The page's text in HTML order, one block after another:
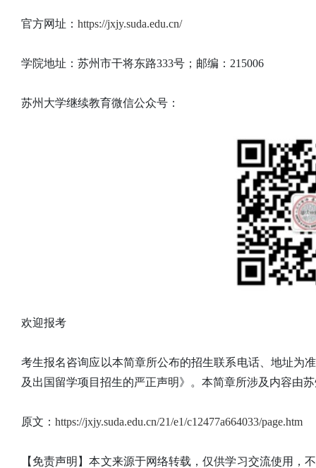
官方网址： https://jxjy.suda.edu.cn/
学院地址：苏州市干将东路333号；邮编：215006
苏州大学继续教育微信公众号：
欢迎报考
考生报名咨询应以本简章所公布的招生联系电话、地址为
及出国留学项目招生的严正声明》。本简章所涉及内容由
原文： https://jxjy.suda.edu.cn/21/e1/c12477a664033/page.htm
【免责声明】本文来源于网络转载，仅供学习交流使用